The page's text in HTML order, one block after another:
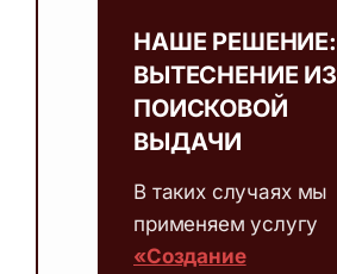
НАШЕ РЕШЕНИЕ:
ВЫТЕСНЕНИЕ ИЗ
ПОИСКОВОЙ
ВЫДАЧИ
В таких случаях мы
применяем услугу
«Создание